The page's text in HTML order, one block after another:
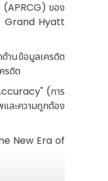
(APRCG) ของ
ม Grand Hyatt
านข้อมูลเครดิต
รดิต
(การ
ละความถูกต้อง
New Era of